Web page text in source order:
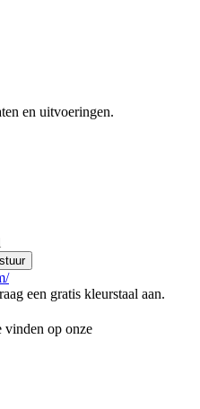
en uitvoeringen.
een gratis kleurstaal aan.
op onze